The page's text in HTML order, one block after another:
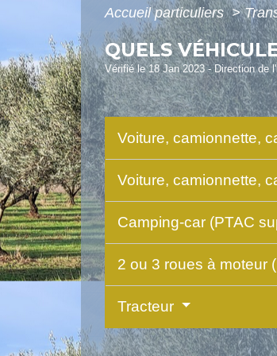
Accueil particuliers>
QUELS
Vérifié le 18 Jan 2023 - Direction de
Voiture, camionnette,
Voiture, camionnette,
Camping-car (PTAC
2 ou 3 roues à moteur
Tracteur